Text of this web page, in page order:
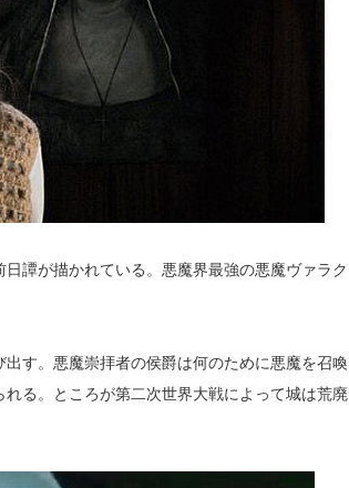
譚が描かれている。悪魔界最強の悪魔ヴァラク
す。悪魔崇拝者の侯爵は何のために悪魔を召喚
る。ところが第二次世界大戦によって城は荒廃